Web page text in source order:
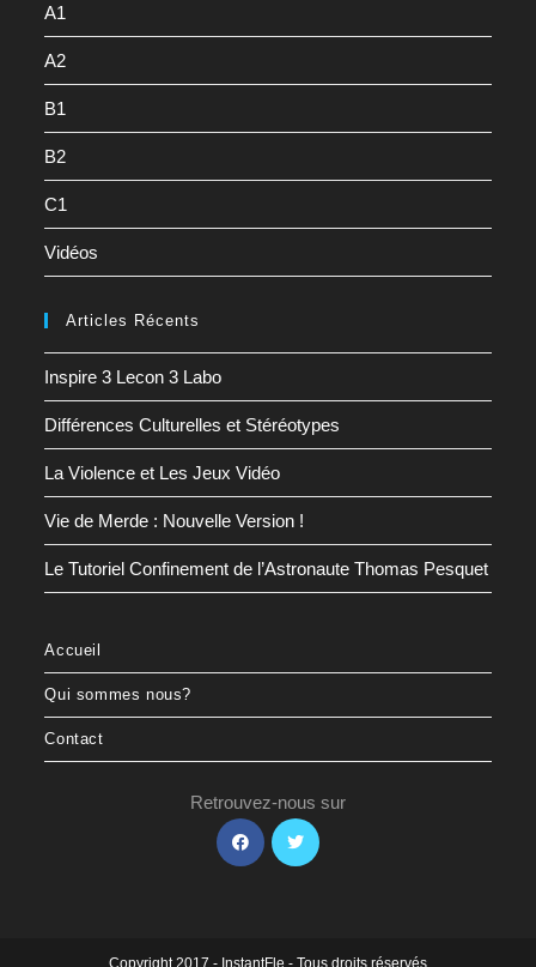
A1
A2
B1
B2
C1
Vidéos
Articles Récents
Inspire 3 Lecon 3 Labo
Différences Culturelles et Stéréotypes
La Violence et Les Jeux Vidéo
Vie de Merde : Nouvelle Version !
Le Tutoriel Confinement de l’Astronaute Thomas Pesquet
Accueil
Qui sommes nous?
Contact
Retrouvez-nous sur
Copyright 2017 - InstantFle - Tous droits réservés